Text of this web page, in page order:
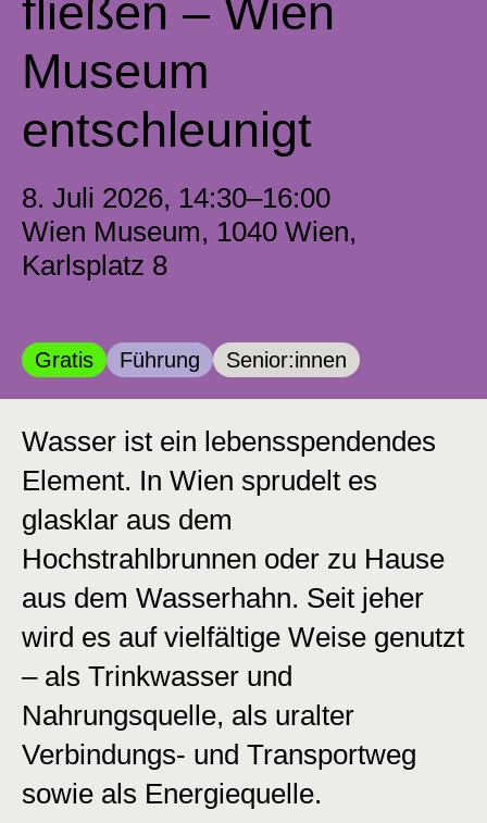
fließen – Wien
Museum
entschleunigt
8. Juli 2026, 14:30–16:00
Wien Museum, 1040 Wien,
Karlsplatz 8
Kategorie:
Gratis Kategorie:
Führung Kategorie:
Senior:innen
Wasser ist ein lebensspendendes
Element. In Wien sprudelt es
glasklar aus dem
Hochstrahlbrunnen oder zu Hause
aus dem Wasserhahn. Seit jeher
wird es auf vielfältige Weise genutzt
– als Trinkwasser und
Nahrungsquelle, als uralter
Verbindungs- und Transportweg
sowie als Energiequelle.